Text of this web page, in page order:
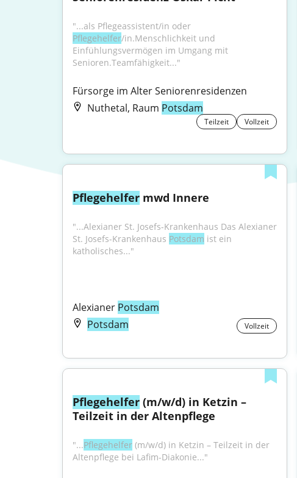
Pflegehelfer/in.Menschlichkeit und
Einfühlungsvermögen im Umgang mit
Senioren.Teamfähigkeit..."
Fürsorge im Alter Seniorenresidenzen
Nuthetal, Raum Potsdam
Teilzeit Vollzeit
Pflegehelfer mwd Innere
"...Alexianer St. Josefs-Krankenhaus Das Alexianer
St. Josefs-Krankenhaus Potsdam ist ein
katholisches..."
Alexianer Potsdam
Potsdam
Vollzeit
Pflegehelfer (m/w/d) in Ketzin –
Teilzeit in der Altenpflege
"...Pflegehelfer (m/w/d) in Ketzin – Teilzeit in der
Altenpflege bei Lafim-Diakonie..."